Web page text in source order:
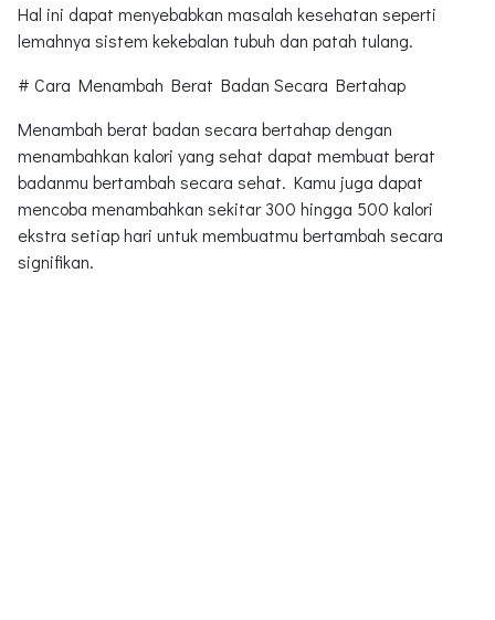
Hal ini dapat menyebabkan masalah kesehatan seperti
lemahnya sistem kekebalan tubuh dan patah tulang.
# Cara Menambah Berat Badan Secara Bertahap
Menambah berat badan secara bertahap dengan
menambahkan kalori yang sehat dapat membuat berat
badanmu bertambah secara sehat. Kamu juga dapat
mencoba menambahkan sekitar 300 hingga 500 kalori
ekstra setiap hari untuk membuatmu bertambah secara
signifikan.